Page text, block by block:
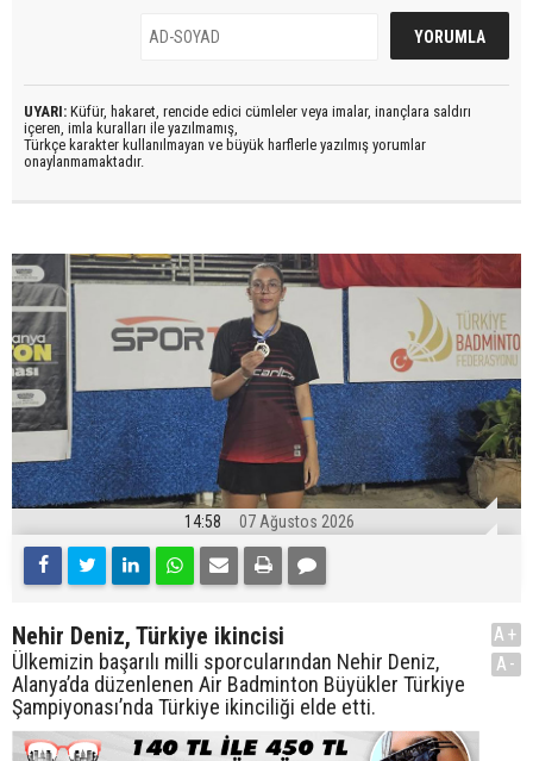
UYARI: Küfür, hakaret, rencide edici cümleler veya imalar, inançlara saldırı
içeren, imla kuralları ile yazılmamış,
Türkçe karakter kullanılmayan ve büyük harflerle yazılmış yorumlar
onaylanmamaktadır.
14:58 07 Ağustos 2026
Nehir Deniz, Türkiye ikincisi
Ülkemizin başarılı milli sporcularından Nehir Deniz,
Alanya’da düzenlenen Air Badminton Büyükler Türkiye
Şampiyonası’nda Türkiye ikinciliği elde etti.
A+
A-